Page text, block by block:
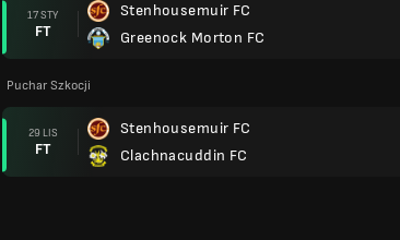
17 STY
FT
Stenhousemuir FC
Greenock Morton FC
Puchar Szkocji
29 LIS
FT
Stenhousemuir FC
Clachnacuddin FC